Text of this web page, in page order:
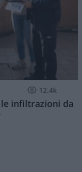
12.4k
infiltrazioni da